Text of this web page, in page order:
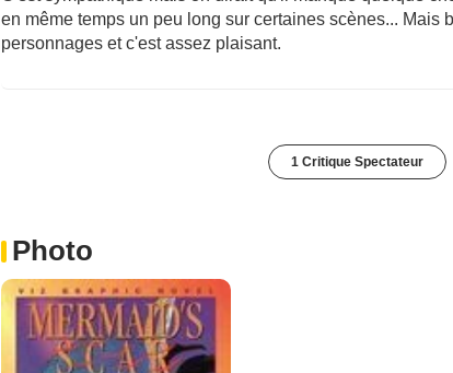
en même temps un peu long sur certaines scènes... Mais
personnages et c'est assez plaisant.
1 Critique Spectateur
Photo